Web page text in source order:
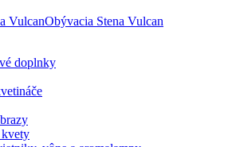
Obývacia Stena Vulcan
doplnky
kvety